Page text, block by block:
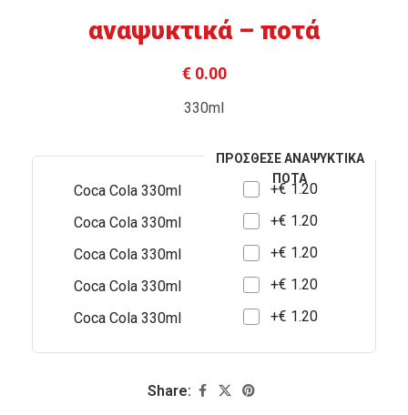
αναψυκτικά – ποτά
€ 0.00
330ml
ΠΡΌΣΘΕΣΕ ΑΝΑΨΥΚΤΙΚΆ
ΠΟΤΆ
Coca Cola 330ml
+€ 1.20
Coca Cola 330ml
+€ 1.20
Coca Cola 330ml
+€ 1.20
Coca Cola 330ml
+€ 1.20
Coca Cola 330ml
+€ 1.20
Share: